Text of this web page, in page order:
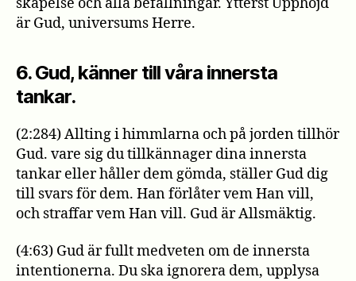
är Gud, universums Herre.
6. Gud, känner till våra innersta
tankar.
(2:284) Allting i himmlarna och på jorden tillhör
Gud. vare sig du tillkännager dina innersta
tankar eller håller dem gömda, ställer Gud dig
till svars för dem. Han förlåter vem Han vill,
och straffar vem Han vill. Gud är Allsmäktig.
(4:63) Gud är fullt medveten om de innersta
intentionerna. Du ska ignorera dem, upplysa